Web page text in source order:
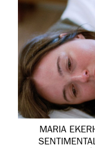
MARIA